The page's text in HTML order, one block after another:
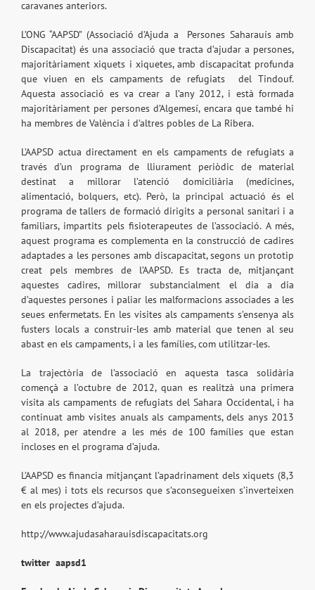
caravanes anteriors.
L’ONG “AAPSD” (Associació d’Ajuda a
Persones Saharauís amb
Discapacitat) és una associació que tracta d’ajudar a persones,
majoritàriament xiquets i xiquetes, amb discapacitat profunda
que viuen en els campaments de refugiats
del Tindouf.
Aquesta associació es va crear a l’any 2012, i està formada
majoritàriament per persones d’Algemesí, encara que també hi
ha membres de València i d’altres pobles de La Ribera.
L’AAPSD actua directament en els campaments de refugiats a
través d’un programa de lliurament periòdic de material
destinat a millorar l’atenció domiciliària (medicines,
alimentació, bolquers, etc). Però, la principal actuació és el
programa de tallers de formació dirigits a personal sanitari i a
familiars, impartits pels fisioterapeutes de l’associació. A més,
aquest programa es complementa en la construcció de cadires
adaptades a les persones amb discapacitat, segons un prototip
creat pels membres de l’AAPSD. Es tracta de, mitjançant
aquestes cadires, millorar substancialment el dia a dia
d’aquestes persones i paliar les malformacions associades a les
seues enfermetats. En les visites als campaments s’ensenya als
fusters locals a construir-les amb material que tenen al seu
abast en els campaments, i a les famílies, com utilitzar-les.
La trajectòria de l’associació en aquesta tasca solidària
començà a l’octubre de 2012, quan es realitzà una primera
visita als campaments de refugiats del Sahara Occidental, i ha
continuat amb visites anuals als campaments, dels anys 2013
al 2018, per atendre a les més de 100 famílies que estan
incloses en el programa d’ajuda.
L’AAPSD es financia mitjançant l’apadrinament dels xiquets (8,3
€ al mes) i tots els recursos que s’aconsegueixen s’inverteixen
en els projectes d’ajuda.
http://www.ajudasaharauisdiscapacitats.org
twitter aapsd1